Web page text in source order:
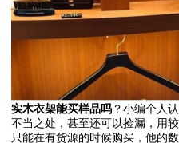
实木衣架能买样品吗 ？小编个人
不当之处，甚至还可以捡漏，用
只能在有货源的时候购买，他的